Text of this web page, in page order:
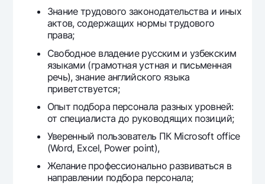
Знание трудового законодательства и иных
актов, содержащих нормы трудового
права;
Свободное владение русским и узбекским
языками (грамотная устная и письменная
речь), знание английского языка
приветствуется;
Опыт подбора персонала разных уровней:
от специалиста до руководящих позиций;
Уверенный пользователь ПК Microsoft office
(Word, Excel, Power point),
Желание профессионально развиваться в
направлении подбора персонала;